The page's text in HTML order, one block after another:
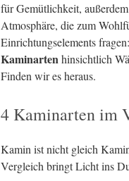
für Gemütlichkeit,
Atmosphäre, die zum
Einrichtungselements fragen:
Kaminartenhinsichtlich
Finden wir es heraus.
4 Kaminarten im
Kamin ist nicht gleich
Vergleich bringt Licht ins